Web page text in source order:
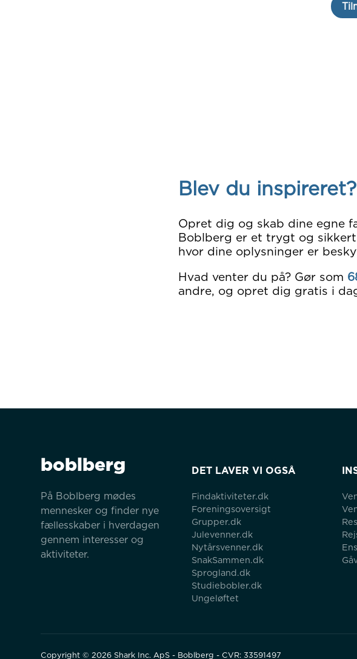
Blev du inspireret?
Opret dig og skab dine egne
Boblberg er et trygt og sikkert
hvor dine oplysninger er
Hvad venter du på? Gør som
andre, og opret dig gratis i
boblberg
På Boblberg mødes
mennesker og finder nye
fællesskaber i hverdagen
gennem interesser og
aktiviteter.
DET LAVER VI OGSÅ
Findaktiviteter.dk
Foreningsoversigt
Grupper.dk
Julevenner.dk
Nytårsvenner.dk
SnakSammen.dk
Sprogland.dk
Studiebobler.dk
Ungeløftet
Copyright ©2026 Shark Inc. ApS - Boblberg - CVR: 33591497